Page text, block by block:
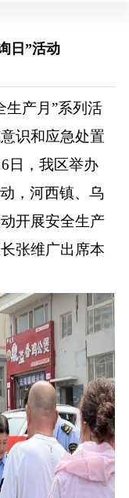
日”活动
生产月”系列活
识和应急处置
日，我区举办
，河西镇、乌
开展安全生产
张维广出席本